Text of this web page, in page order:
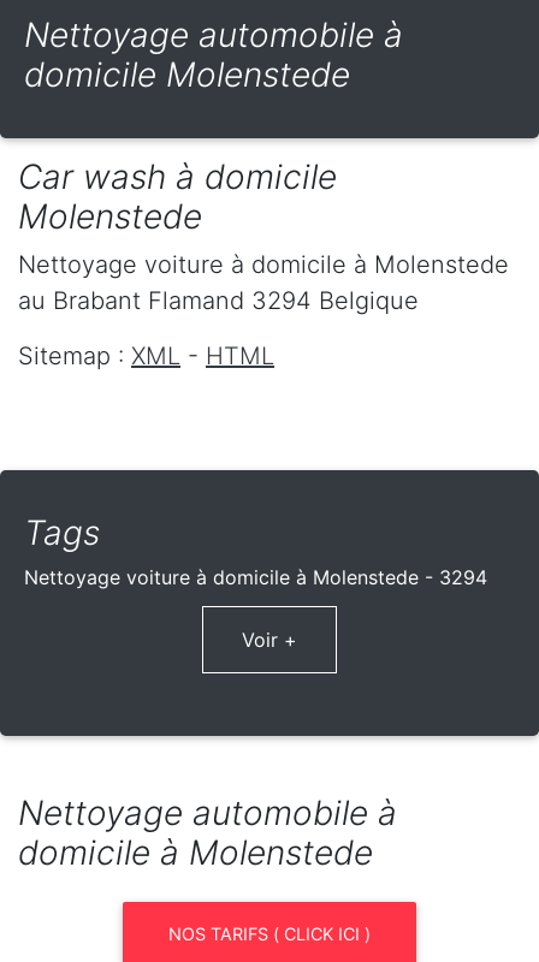
Nettoyage automobile à
domicile Molenstede
Car wash à domicile
Molenstede
Nettoyage voiture à domicile à Molenstede
au Brabant Flamand 3294 Belgique
Sitemap : XML - HTML
Tags
Nettoyage voiture à domicile à Molenstede - 3294
Voir +
Nettoyage automobile à
domicile à Molenstede
NOS TARIFS ( CLICK ICI )